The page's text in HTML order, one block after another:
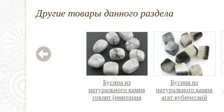
Другие товары данного раздела
Бусина из
натурального камня
говлит (имитация
Бусина из
натурального камня
агат кубической